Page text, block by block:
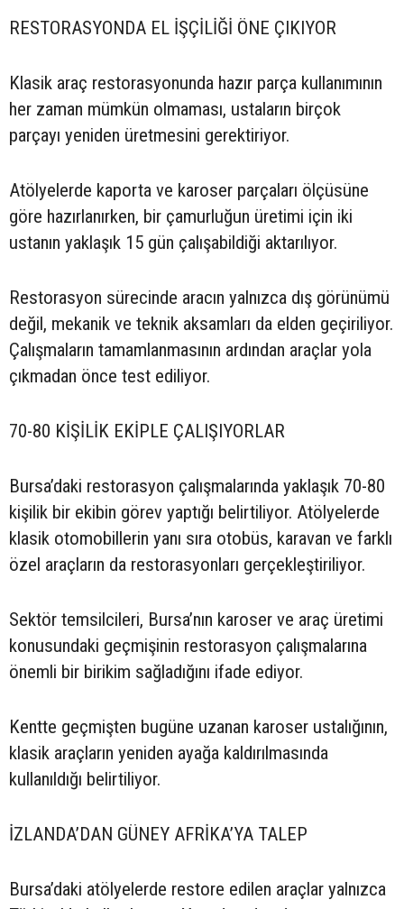
RESTORASYONDA EL İŞÇİLİĞİ ÖNE ÇIKIYOR
Klasik araç restorasyonunda hazır parça kullanımının
her zaman mümkün olmaması, ustaların birçok
parçayı yeniden üretmesini gerektiriyor.
Atölyelerde kaporta ve karoser parçaları ölçüsüne
göre hazırlanırken, bir çamurluğun üretimi için iki
ustanın yaklaşık 15 gün çalışabildiği aktarılıyor.
Restorasyon sürecinde aracın yalnızca dış görünümü
değil, mekanik ve teknik aksamları da elden geçiriliyor.
Çalışmaların tamamlanmasının ardından araçlar yola
çıkmadan önce test ediliyor.
70-80 KİŞİLİK EKİPLE ÇALIŞIYORLAR
Bursa’daki restorasyon çalışmalarında yaklaşık 70-80
kişilik bir ekibin görev yaptığı belirtiliyor. Atölyelerde
klasik otomobillerin yanı sıra otobüs, karavan ve farklı
özel araçların da restorasyonları gerçekleştiriliyor.
Sektör temsilcileri, Bursa’nın karoser ve araç üretimi
konusundaki geçmişinin restorasyon çalışmalarına
önemli bir birikim sağladığını ifade ediyor.
Kentte geçmişten bugüne uzanan karoser ustalığının,
klasik araçların yeniden ayağa kaldırılmasında
kullanıldığı belirtiliyor.
İZLANDA’DAN GÜNEY AFRİKA’YA TALEP
Bursa’daki atölyelerde restore edilen araçlar yalnızca